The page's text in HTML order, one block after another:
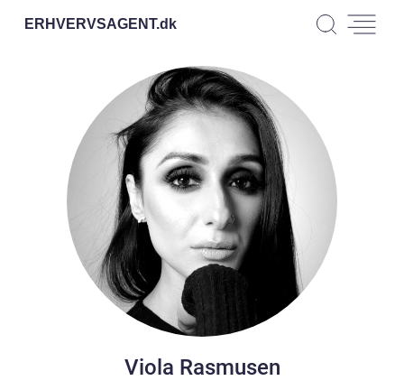
ERHVERVSAGENT.dk
Viola Rasmusen